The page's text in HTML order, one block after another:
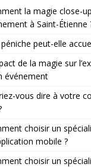
la magie close-
à Saint-Étienne
peut-elle
de la magie sur
événement
vous dire à votre
choisir un
mobile ?
choisir un